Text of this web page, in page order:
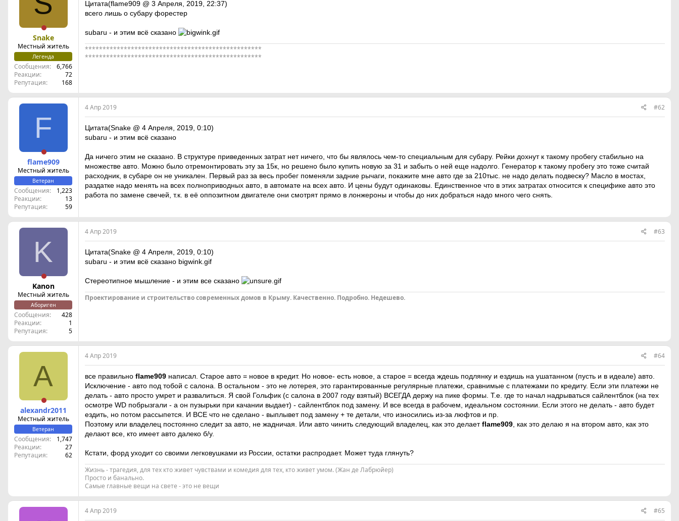
Snake
Местный житель
Легенда
Сообщения
6,766
Реакции
72
Репутация
168
Цитата(flame909 @ 3 Апреля, 2019, 22:37)
всего лишь о субару форестер
subaru - и этим всё сказано
**************************************************
**************************************************
F
flame909
Местный житель
Ветеран
Сообщения
1,223
Реакции
13
Репутация
59
4 Апр 2019 #62
Цитата(Snake @ 4 Апреля, 2019, 0:10)
subaru - и этим всё сказано
Да ничего этим не сказано. В структуре приведенных затрат нет ничего, что бы являлось чем-то специальным для субару. Рейки дохнут к такому пробегу стабильно на
множестве авто. Можно было отремонтировать эту за 15к, но решено было купить новую за 31 и забыть о ней еще надолго. Генератор к такому пробегу это тоже считай
расходник, в субаре он не уникален. Первый раз за весь пробег поменяли задние рычаги, покажите мне авто где за 210тыс. не надо делать подвеску? Масло в мостах,
раздатке надо менять на всех полноприводных авто, в автомате на всех авто. И цены будут одинаковы. Единственное что в этих затратах относится к специфике авто это
работа по замене свечей, т.к. в её оппозитном двигателе они смотрят прямо в лонжероны и чтобы до них добраться надо много чего снять.
K
Kanon
Местный житель
Абориген
Сообщения
428
Реакции
1
Репутация
5
4 Апр 2019 #63
Цитата(Snake @ 4 Апреля, 2019, 0:10)
subaru - и этим всё сказано bigwink.gif
Стереотипное мышление - и этим все сказано
Проектирование и строительство современных домов в Крыму. Качественно. Подробно. Недешево.
A
alexandr2011
Местный житель
Ветеран
Сообщения
1,747
Реакции
27
Репутация
62
4 Апр 2019 #64
все правильно flame909 написал. Старое авто = новое в кредит. Но новое- есть новое, а старое = всегда ждешь подлянку и ездишь на ушатанном (пусть и в идеале) авто.
Исключение - авто под тобой с салона. В остальном - это не лотерея, это гарантированные регулярные платежи, сравнимые с платежами по кредиту. Если эти платежи не
делать - авто просто умрет и развалиться. Я свой Гольфик (с салона в 2007 году взятый) ВСЕГДА держу на пике формы. Т.е. где то начал надрываться сайлентблок (на тех
осмотре WD побрызгали - а он пузырьки при качании выдает) - сайлентблок под замену. И все всегда в рабочем, идеальном состоянии. Если этого не делать - авто будет
ездить, но потом рассыпется. И ВСЕ что не сделано - выплывет под замену + те детали, что износились из-за люфтов и пр.
Поэтому или владелец постоянно следит за авто, не жадничая. Или авто чинить следующий владелец, как это делаетflame909 , как это делаю я на втором авто, как это
делают все, кто имеет авто далеко б/у.
Кстати, форд уходит со своими легковушками из России, остатки распродает. Может туда глянуть?
Жизнь - трагедия, для тех кто живет чувствами и комедия для тех, кто живет умом. (Жан де Лабрюйер)
Просто и банально.
Самые главные вещи на свете - это не вещи
4 Апр 2019 #65